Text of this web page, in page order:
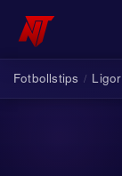
Fotbollstips / Ligor